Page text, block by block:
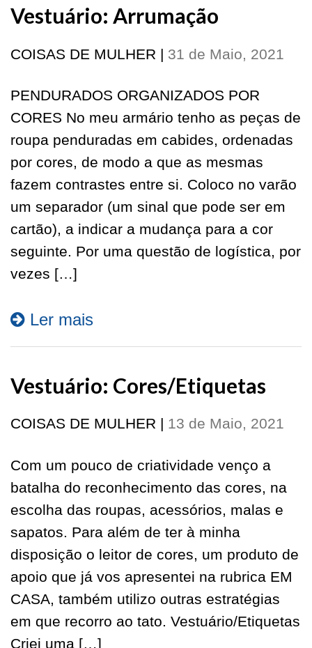
Vestuário: Arrumação
COISAS DE MULHER | 31 de Maio, 2021
PENDURADOS ORGANIZADOS POR
CORES No meu armário tenho as peças de
roupa penduradas em cabides, ordenadas
por cores, de modo a que as mesmas
fazem contrastes entre si. Coloco no varão
um separador (um sinal que pode ser em
cartão), a indicar a mudança para a cor
seguinte. Por uma questão de logística, por
vezes […]
Ler mais
Vestuário: Cores/Etiquetas
COISAS DE MULHER | 13 de Maio, 2021
Com um pouco de criatividade venço a
batalha do reconhecimento das cores, na
escolha das roupas, acessórios, malas e
sapatos. Para além de ter à minha
disposição o leitor de cores, um produto de
apoio que já vos apresentei na rubrica EM
CASA, também utilizo outras estratégias
em que recorro ao tato. Vestuário/Etiquetas
Criei uma […]